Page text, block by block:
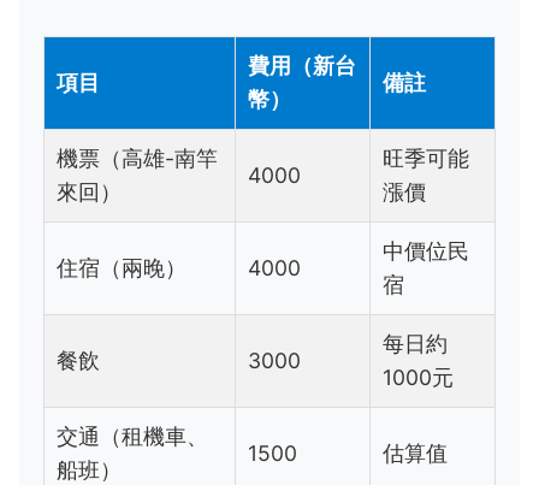
項目
費用（新台
幣）
備註
機票（高雄-南竿
來回）
4000
旺季可能
漲價
住宿（兩晚） 4000
中價位民
宿
餐飲 3000
每日約
1000元
交通（租機車、
船班）
1500 估算值